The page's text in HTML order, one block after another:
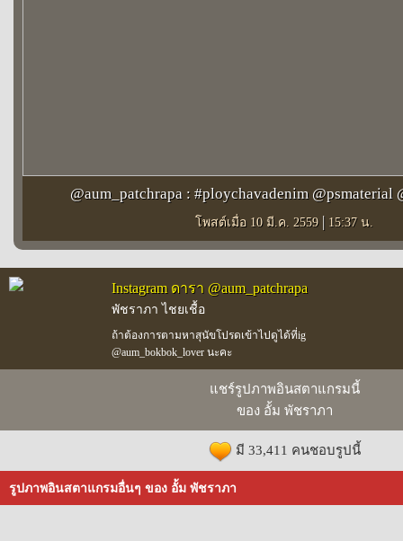
@aum_patchrapa : #ploychavadenim @psmaterial
โพสต์เมื่อ 10 มี.ค. 2559 | 15:37 น.
Instagram ดารา @aum_patchrapa
พัชราภา ไชยเชื้อ
ถ้าต้องการตามหาสุนัขโปรดเข้าไปดูได้ที่ig
@aum_bokbok_lover นะคะ
แชร์รูปภาพอินสตาแกรมนี้
ของ อั้ม พัชราภา
มี 33,411 คนชอบรูปนี้
รูปภาพอินสตาแกรมอื่นๆ ของ อั้ม พัชราภา